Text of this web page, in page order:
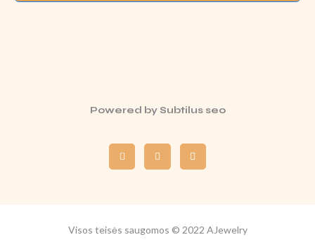
Powered bySubtilus seo
Visos teisės saugomos © 2022 AJewelry